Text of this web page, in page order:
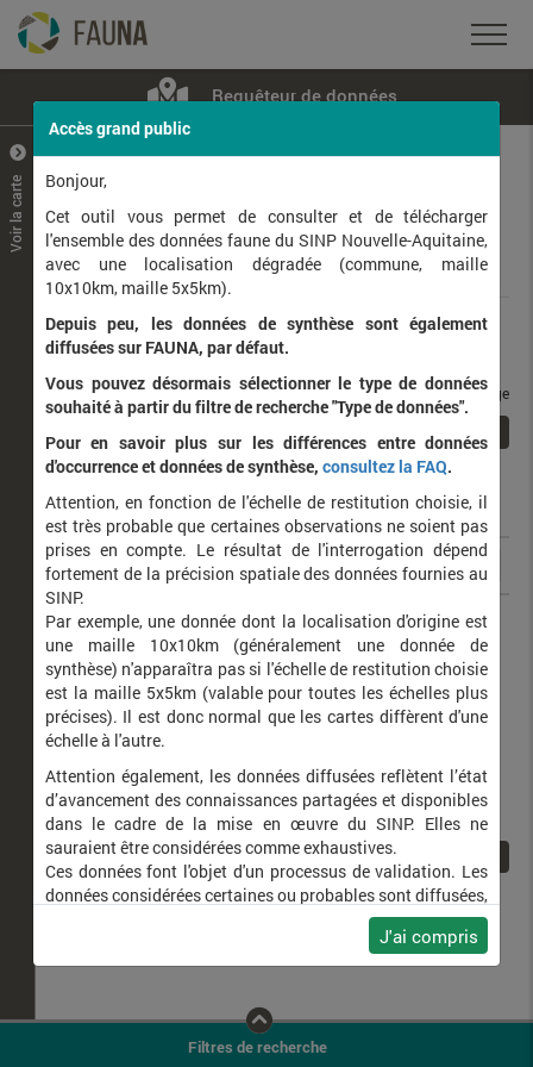
Requêteur de données
+
–
Voir la carte
Données
Rang taxonomique :
Affichage de1à 1sur1
taxons / page
Nom latin Nom vernaculaire
Merops apiaster Guêpier d'Europe
Filtres de recherche
Accès grand public
Bonjour,
Cet outil vous permet de consulter et de télécharger
l'ensemble des données faune du SINP Nouvelle-Aquitaine,
avec une localisation dégradée (commune, maille
10x10km, maille 5x5km).
Depuis peu, les données de synthèse sont également
diffusées sur FAUNA, par défaut.
Vous pouvez désormais sélectionner le type de données
souhaité à partir du filtre de recherche "Type de données".
Pour en savoir plus sur les différences entre données
d'occurrence et données de synthèse, consultez la FAQ.
Attention, en fonction de l'échelle de restitution choisie, il
est très probable que certaines observations ne soient pas
prises en compte. Le résultat de l'interrogation dépend
fortement de la précision spatiale des données fournies au
SINP.
Par exemple, une donnée dont la localisation d'origine est
une maille 10x10km (généralement une donnée de
synthèse) n'apparaîtra pas si l'échelle de restitution choisie
est la maille 5x5km (valable pour toutes les échelles plus
précises). Il est donc normal que les cartes diffèrent d'une
échelle à l'autre.
Attention également, les données diffusées reflètent l’état
d’avancement des connaissances partagées et disponibles
dans le cadre de la mise en œuvre du SINP. Elles ne
sauraient être considérées comme exhaustives.
Ces données font l'objet d'un processus de validation. Les
données considérées certaines ou probables sont diffusées,
ainsi que celles pour lesquelles la méthode n'est pas
J'ai compris